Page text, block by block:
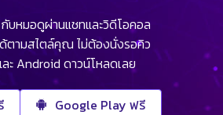
บหมอดูผ่านแชทและวิดีโอคอล
ตามสไตล์คุณ ไม่ต้องนั่งรอคิว
ะ Android ดาวน์โหลดเลย
Google Play ฟรี